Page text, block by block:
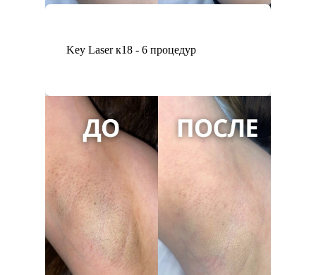
Key Laser к18 - 6 процедур